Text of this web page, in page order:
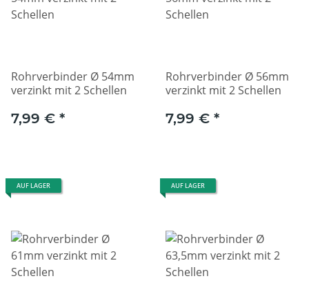
Rohrverbinder Ø 54mm
verzinkt mit 2 Schellen
7,99 € *
Rohrverbinder Ø 56mm
verzinkt mit 2 Schellen
7,99 € *
AUF LAGER AUF LAGER